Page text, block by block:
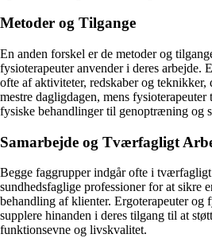
Metoder og Tilgange
En anden forskel er de metoder og
fysioterapeuter anvender i deres arbejde.
ofte af aktiviteter, redskaber og
mestre dagligdagen, mens
fysiske behandlinger til genoptræning og
Samarbejde og Tværfagligt
Begge faggrupper indgår ofte i tværfagligt
sundhedsfaglige professioner for at sikre
behandling af klienter. Ergoterapeuter og
supplere hinanden i deres tilgang til at
funktionsevne og livskvalitet.